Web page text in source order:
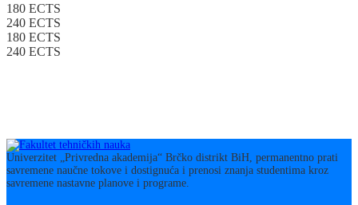
180 ECTS
240 ECTS
180 ECTS
240 ECTS
Univerzitet „Privredna akademija“ Brčko distrikt BiH, permanentno prati
savremene naučne tokove i dostignuća i prenosi znanja studentima kroz
savremene nastavne planove i programe.